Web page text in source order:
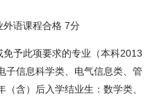
外语课程合格 7分
予此项要求的专业（本科2013
子信息科学类、电气信息类、管
含）后入学结业生：数学类、